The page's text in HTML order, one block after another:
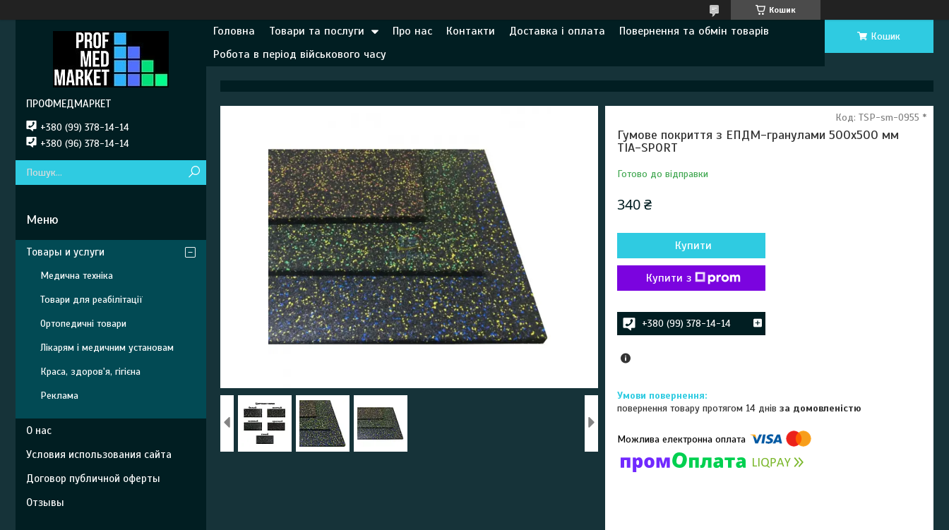
Кошик
Головна Товари та послуги Про нас Контакти Доставка і оплата
Повернення та обмін товарів
Робота в період військового часу
Кошик
Гумове покриття з ЕПДМ-гранулами 500х500 мм
TIA-SPORT
Готово до відправки
Код: TSP-sm-0955 *
340 ₴
Купити
Купити з
+380 (99) 378-14-14
повернення товару протягом 14 днівза домовленістю
ПРОФМЕДМАРКЕТ
+380 (99) 378-14-14
+380 (96) 378-14-14
Товары и услуги
Медична техніка
Товари для реабілітації
Ортопедичні товари
Лікарям і медичним установам
Краса, здоров'я, гігієна
Реклама
О нас
Условия использования сайта
Договор публичной оферты
Отзывы